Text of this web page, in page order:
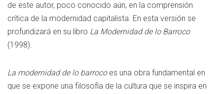
de este autor, poco conocido aún, en la comprensión
crítica de la modernidad capitalista. En esta versión se
profundizará en su libro La Modernidad de lo Barroco
(1998).
La modernidad de lo barrocoes una obra fundamental en
que se expone una filosofía de la cultura que se inspira en